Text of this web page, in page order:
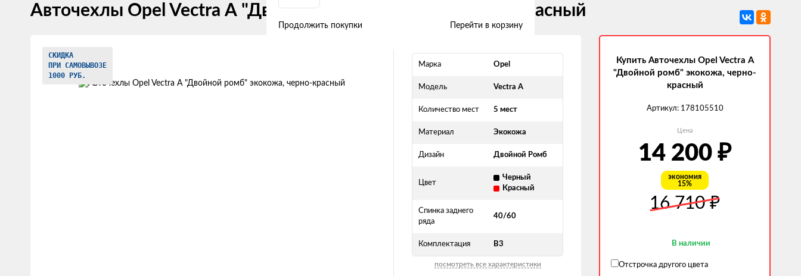
Авточехлы Opel Vectra А "Двойной ромб" экокожа, черно-красный
товаров
СКИДКА
ПРИ САМОВЫВОЗЕ
1000 РУБ.
Марка Opel
Модель Vectra A
Количество мест 5 мест
Материал Экокожа
Дизайн Двойной Ромб
Цвет
Черный
Красный
Спинка заднего
ряда
40/60
Комплектация В3
посмотреть все характеристики
Купить Авточехлы Opel Vectra А
"Двойной ромб" экокожа, черно-
красный
Артикул: 178105510
Цена
14 200 ₽
экономия
15%
16 710₽
В наличии
Отстрочка другого цвета
Продолжить покупки Перейти в корзину